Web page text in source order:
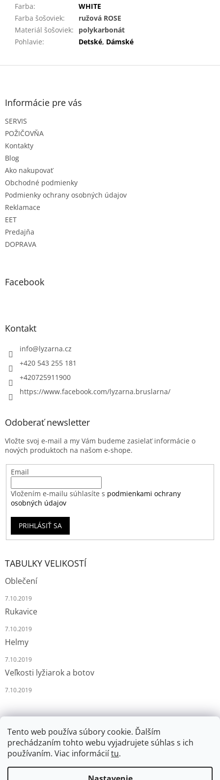
Tento web používa súbory cookie. Ďalším
prechádzaním tohto webu vyjadrujete súhlas s ich
používaním. Viac informáciítu.
Farba:
WHITE
Farba šošoviek:
ružová ROSE
Materiál šošoviek:
polykarbonát
Pohlavie: Detské, Dámské
Z
Informácie pre vás
SERVIS
POŽIČOVŇA
Kontakty
Blog
Ako nakupovať
Obchodné podmienky
Podmienky ochrany osobných údajov
Reklamace
EET
Predajňa
DOPRAVA
Facebook
Kontakt
info@lyzarna.cz
+420 543 255 181
+420725911900
https://www.facebook.com/lyzarna.bruslarna/
Odoberať newsletter
Vložte svoj e-mail a my Vám budeme zasielať informácie o
nových produktoch na našom e-shope.
Email
Vložením e-mailu súhlasíte s podmienkami ochrany
osobných údajov
PRIHLÁSIŤ SA
TABULKY VELIKOSTÍ
Oblečení
7.10.2019
Rukavice
7.10.2019
Helmy
7.10.2019
Veľkosti lyžiarok a botov
7.10.2019